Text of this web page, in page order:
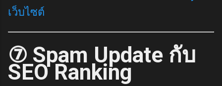
เว็บไซต์
⑦ Spam Update กับ
SEO Ranking